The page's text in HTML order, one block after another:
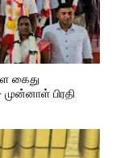
கைது
பிரதி